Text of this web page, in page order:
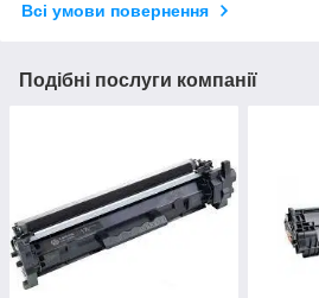
Всі умови повернення
Подібні послуги компанії